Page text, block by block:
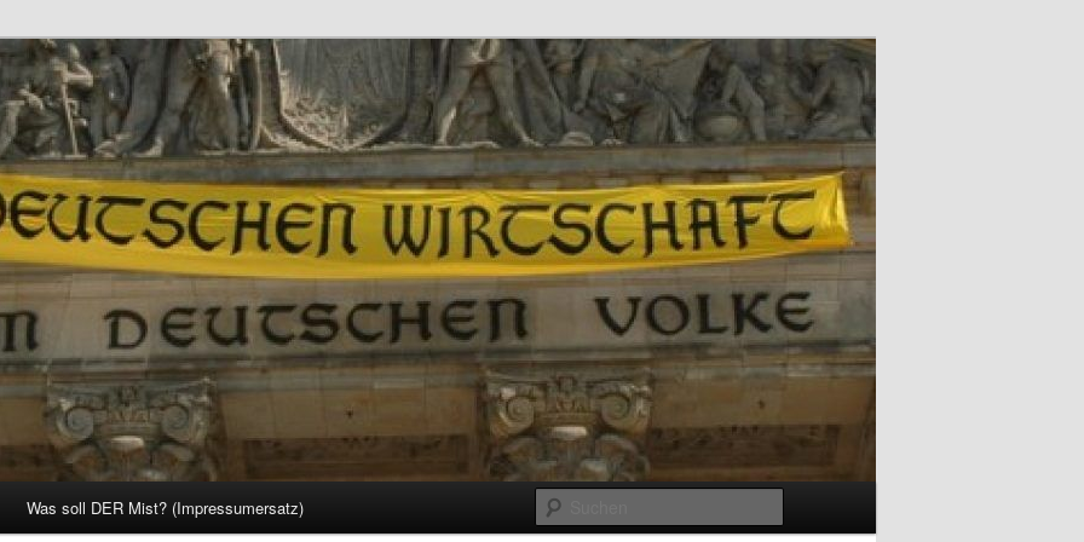
Was soll DER Mist? (Impressumersatz)